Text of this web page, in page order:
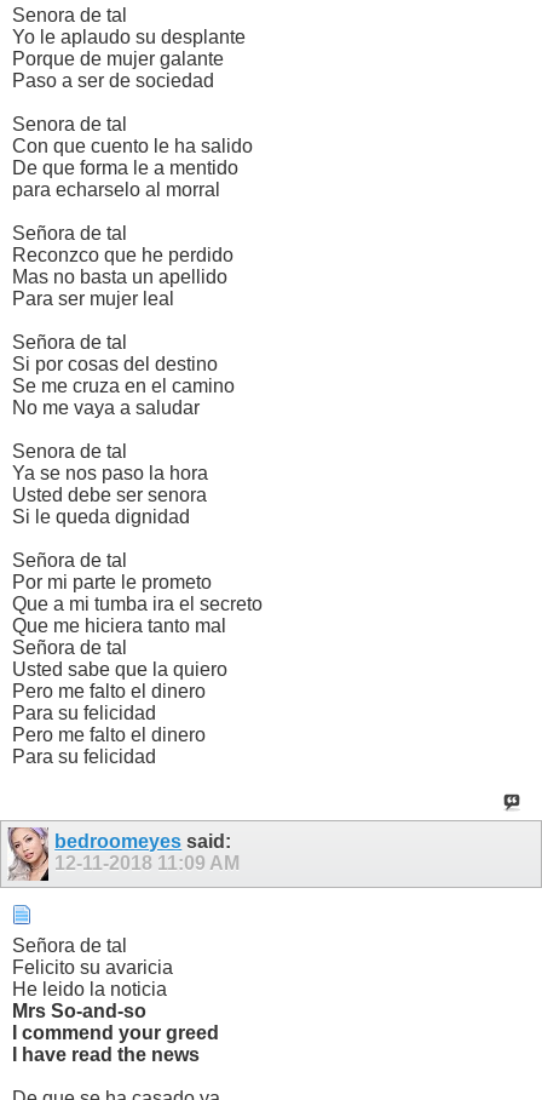
Senora de tal
Yo le aplaudo su desplante
Porque de mujer galante
Paso a ser de sociedad
Senora de tal
Con que cuento le ha salido
De que forma le a mentido
para echarselo al morral
Señora de tal
Reconzco que he perdido
Mas no basta un apellido
Para ser mujer leal
Señora de tal
Si por cosas del destino
Se me cruza en el camino
No me vaya a saludar
Senora de tal
Ya se nos paso la hora
Usted debe ser senora
Si le queda dignidad
Señora de tal
Por mi parte le prometo
Que a mi tumba ira el secreto
Que me hiciera tanto mal
Señora de tal
Usted sabe que la quiero
Pero me falto el dinero
Para su felicidad
Pero me falto el dinero
Para su felicidad
bedroomeyes said:
12-11-2018 11:09 AM
Señora de tal
Felicito su avaricia
He leido la noticia
Mrs So-and-so
I commend your greed
I have read the news